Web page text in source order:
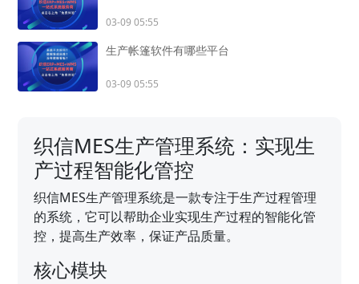
03-09 05:55
生产帐篷软件有哪些平台
03-09 05:55
织信MES生产管理系统：实现生
产过程智能化管控
织信MES生产管理系统是一款专注于生产过程管理
的系统，它可以帮助企业实现生产过程的智能化管
控，提高生产效率，保证产品质量。
核心模块